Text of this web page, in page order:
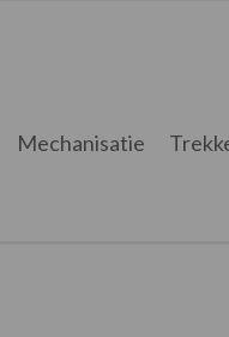
Mechanisatie